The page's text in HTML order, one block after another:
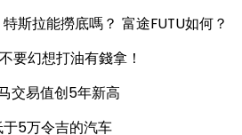
斯拉能撈底嗎？ 富途FUTU如何？
要幻想打油有錢拿！
交易值创5年新高
5万令吉的汽车